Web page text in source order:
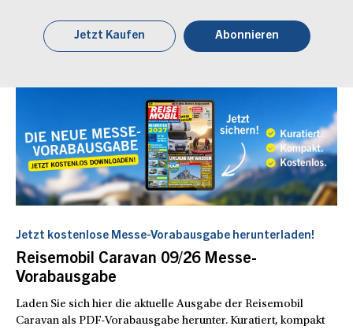
Jetzt Kaufen Abonnieren
Jetzt kostenlose Messe-Vorabausgabe herunterladen!
Reisemobil Caravan 09/26 Messe-
Vorabausgabe
Laden Sie sich hier die aktuelle Ausgabe der Reisemobil
Caravan als PDF-Vorabausgabe herunter. Kuratiert, kompakt